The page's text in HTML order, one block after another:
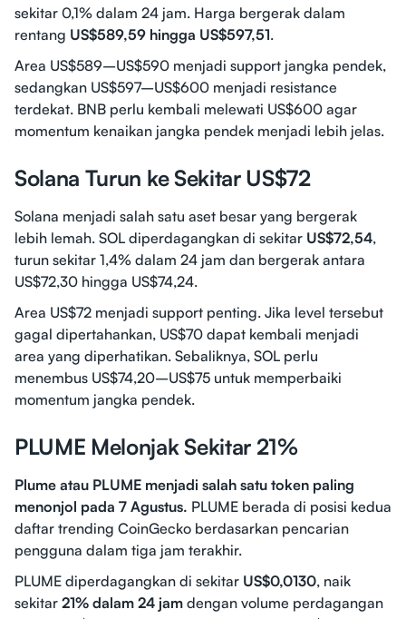
sekitar 0,1% dalam 24 jam. Harga bergerak dalam
rentang US$589,59 hingga US$597,51.
Area US$589–US$590 menjadi support jangka pendek,
sedangkan US$597–US$600 menjadi resistance
terdekat. BNB perlu kembali melewati US$600 agar
momentum kenaikan jangka pendek menjadi lebih jelas.
Solana Turun ke Sekitar US$72
Solana menjadi salah satu aset besar yang bergerak
lebih lemah. SOL diperdagangkan di sekitar US$72,54,
turun sekitar 1,4% dalam 24 jam dan bergerak antara
US$72,30 hingga US$74,24.
Area US$72 menjadi support penting. Jika level tersebut
gagal dipertahankan, US$70 dapat kembali menjadi
area yang diperhatikan. Sebaliknya, SOL perlu
menembus US$74,20–US$75 untuk memperbaiki
momentum jangka pendek.
PLUME Melonjak Sekitar 21%
Plume atau PLUME menjadi salah satu token paling
menonjol pada 7 Agustus. PLUME berada di posisi kedua
daftar trending CoinGecko berdasarkan pencarian
pengguna dalam tiga jam terakhir.
PLUME diperdagangkan di sekitar US$0,0130, naik
sekitar 21% dalam 24 jam dengan volume perdagangan